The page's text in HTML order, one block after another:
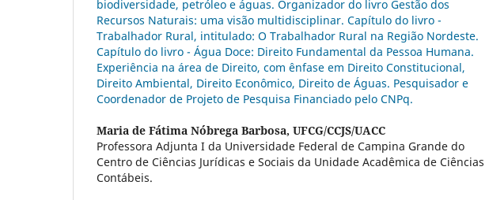
biodiversidade, petróleo e águas. Organizador do livro Gestão dos
Recursos Naturais: uma visão multidisciplinar. Capítulo do livro -
Trabalhador Rural, intitulado: O Trabalhador Rural na Região Nordeste.
Capítulo do livro - Água Doce: Direito Fundamental da Pessoa Humana.
Experiência na área de Direito, com ênfase em Direito Constitucional,
Direito Ambiental, Direito Econômico, Direito de Águas. Pesquisador e
Coordenador de Projeto de Pesquisa Financiado pelo CNPq.
Maria de Fátima Nóbrega Barbosa, UFCG/CCJS/UACC
Professora Adjunta I da Universidade Federal de Campina Grande do
Centro de Ciências Jurídicas e Sociais da Unidade Acadêmica de Ciências
Contábeis.